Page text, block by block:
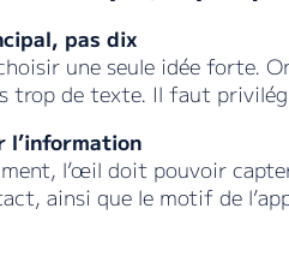
pas dix
une seule idée forte.
trop de texte. Il faut
l’information
l’œil doit pouvoir
ainsi que le motif de